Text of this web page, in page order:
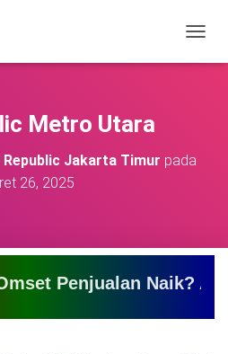
O
A
S
Metro Utara
Republic Jakarta Timur pada
26, 2025
Naik? Atau Mau